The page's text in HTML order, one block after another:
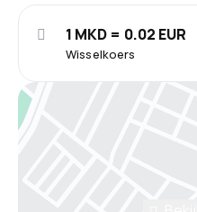
Wisselkoers
1 MKD = 0.02 EUR